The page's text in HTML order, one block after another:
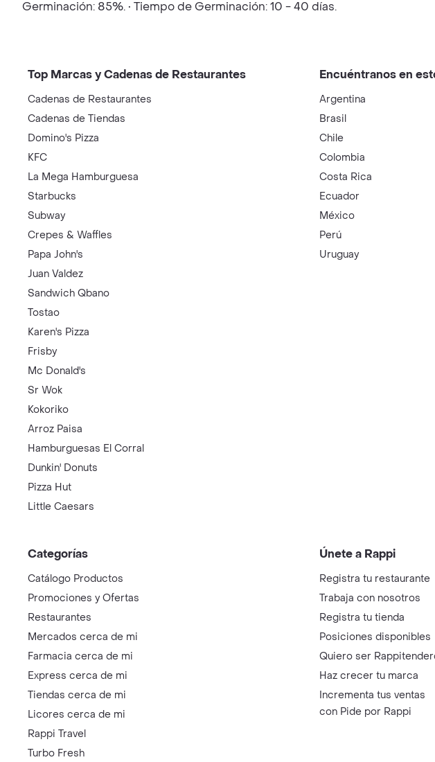
Germinación: 85%. • Tiempo de Germinación: 10 - 40 días.
Top Marcas y Cadenas de Restaurantes
Cadenas de Restaurantes
Cadenas de Tiendas
Domino's Pizza
KFC
La Mega Hamburguesa
Starbucks
Subway
Crepes & Waffles
Papa John's
Juan Valdez
Sandwich Qbano
Tostao
Karen's Pizza
Frisby
Mc Donald's
Sr Wok
Kokoriko
Arroz Paisa
Hamburguesas El Corral
Dunkin' Donuts
Pizza Hut
Little Caesars
Encuéntranos en
Argentina
Brasil
Chile
Colombia
Costa Rica
Ecuador
México
Perú
Uruguay
Categorías
Catálogo Productos
Promociones y Ofertas
Restaurantes
Mercados cerca de mi
Farmacia cerca de mi
Express cerca de mi
Tiendas cerca de mi
Licores cerca de mi
Rappi Travel
Turbo Fresh
Únete a Rappi
Registra tu restaurante
Trabaja con nosotros
Registra tu tienda
Posiciones disponibles
Quiero ser
Haz crecer tu marca
Incrementa tus ventas
con Pide por Rappi